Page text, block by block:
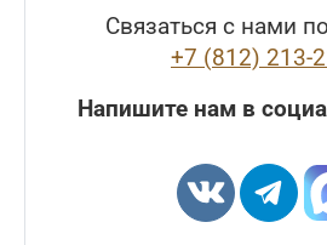
Связаться с нами
+7 (812) 213-
Напишите нам в